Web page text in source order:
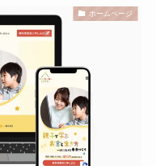
ホームページ